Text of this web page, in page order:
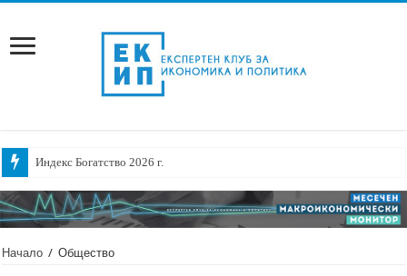
Индекс Богатство 2026 г.
Начало / Общество